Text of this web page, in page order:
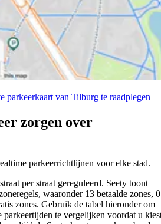
parkeerkaart van Tilburg te raadplegen
zorgen over
parkeerrichtlijnen voor elke stad.
per straat gereguleerd. Seety toont
waaronder 13 betaalde zones, 0
zones. Gebruik de tabel hieronder om
parkeertijden te vergelijken voordat u